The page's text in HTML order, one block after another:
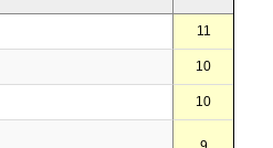
11
10
10